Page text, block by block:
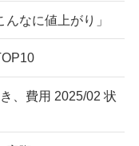
なに値上がり」
、費用 2025/02 状